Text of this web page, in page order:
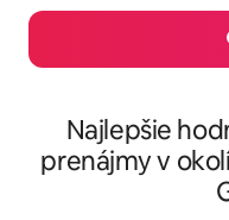
Najlepšie
prenájmy v